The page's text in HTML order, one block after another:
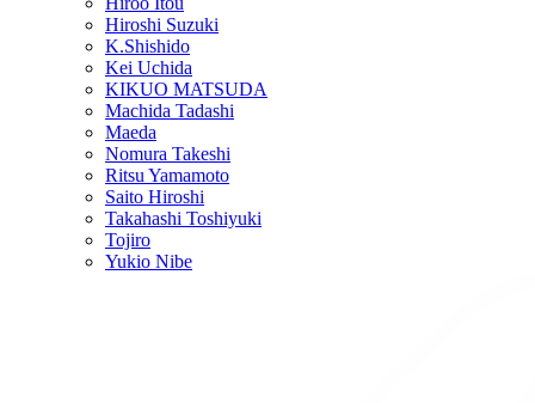
Hiroshi Suzuki
K.Shishido
Kei Uchida
KIKUO MATSUDA
Machida Tadashi
Maeda
Nomura Takeshi
Ritsu Yamamoto
Saito Hiroshi
Takahashi Toshiyuki
Tojiro
Yukio Nibe